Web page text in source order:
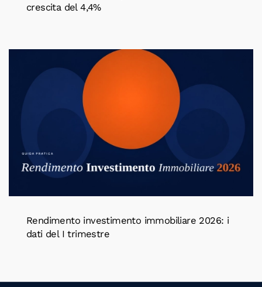
crescita del 4,4%
Rendimento investimento immobiliare 2026: i
dati del I trimestre